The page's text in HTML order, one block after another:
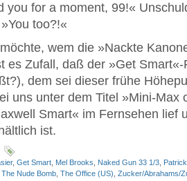
you for a moment, 99!«
too?!«
wem die »Nackte
es Zufall, daß der »Get
dem sei dieser frühe
uns unter dem Titel »Mini-Max
Smart« im Fernsehen lief
ist.
, Get Smart Mel Brooks Naked Gun 33 1/3
The Nude Bomb The Office (US) Zucker/Abrahams/